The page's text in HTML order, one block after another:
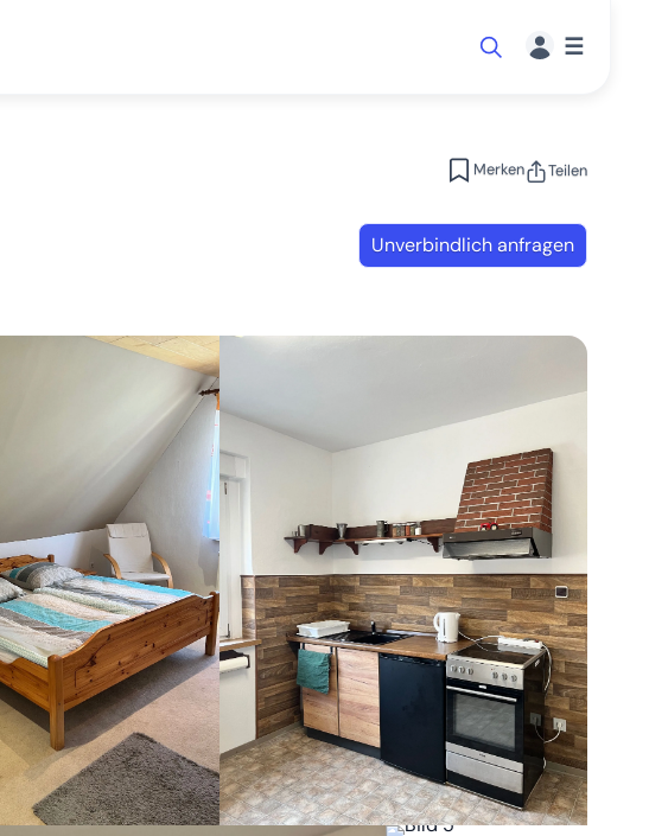
☰
Merken Teilen
Unverbindlich anfragen